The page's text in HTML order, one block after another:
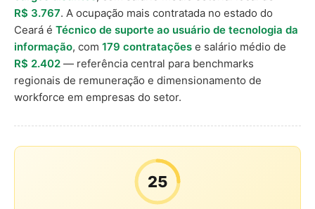
R$ 3.767. A ocupação mais contratada no estado do
Ceará é Técnico de suporte ao usuário de tecnologia da
informação, com 179 contratações e salário médio de
R$ 2.402 — referência central para benchmarks
regionais de remuneração e dimensionamento de
workforce em empresas do setor.
25